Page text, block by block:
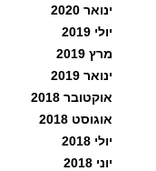
ינואר 2020
יולי 2019
מרץ 2019
ינואר 2019
אוקטובר 2018
אוגוסט 2018
יולי 2018
יוני 2018